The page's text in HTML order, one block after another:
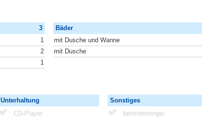
3
1
2
1
Bäder
mit Dusche und Wanne
mit Dusche
Unterhaltung
CD-Player
Sonstiges
behindertenger.